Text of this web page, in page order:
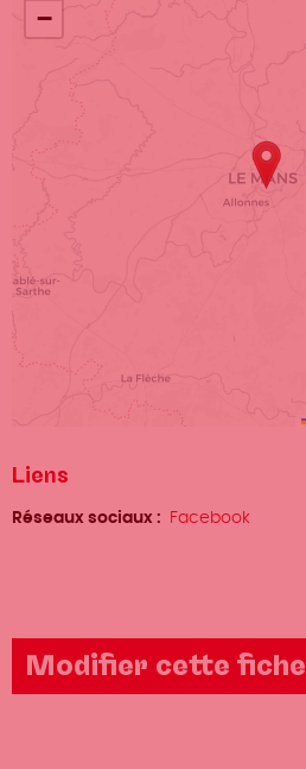
−
Liens
Réseaux sociaux Facebook
Modifier cette fiche